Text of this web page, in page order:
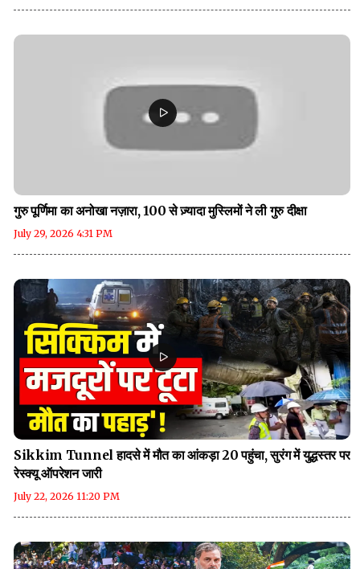
गुरु पूर्णिमा का अनोखा नज़ारा, 100 से ज़्यादा मुस्लिमों ने ली गुरु दीक्षा
July 29, 2026 4:31 PM
Sikkim Tunnel हादसे में मौत का आंकड़ा 20 पहुंचा, सुरंग में युद्धस्तर पर
रेस्क्यू ऑपरेशन जारी
July 22, 2026 11:20 PM